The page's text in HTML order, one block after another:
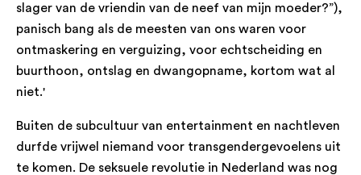
slager van de vriendin van de neef van mijn moeder?”),
panisch bang als de meesten van ons waren voor
ontmaskering en verguizing, voor echtscheiding en
buurthoon, ontslag en dwangopname, kortom wat al
niet.'
Buiten de subcultuur van entertainment en nachtleven
durfde vrijwel niemand voor transgendergevoelens uit
te komen. De seksuele revolutie in Nederland was nog